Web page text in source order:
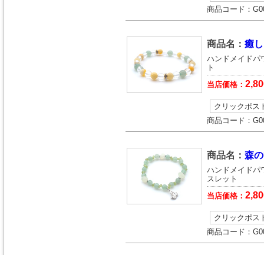
商品コード：
商品名： 癒
ハンドメイド
ト
当店価格：
クリックポス
商品コード：
商品名： 森
ハンドメイド
スレット
当店価格：
クリックポス
商品コード：